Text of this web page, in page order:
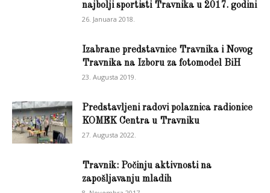
najbolji sportisti Travnika u 2017. godini
26. Januara 2018.
Izabrane predstavnice Travnika i Novog
Travnika na Izboru za fotomodel BiH
23. Augusta 2019.
Predstavljeni radovi polaznica radionice
KOMEK Centra u Travniku
27. Augusta 2022.
Travnik: Počinju aktivnosti na
zapošljavanju mladih